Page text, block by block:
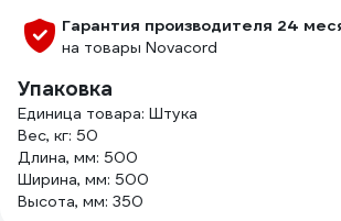
Гарантия производителя 24
на товары Novacord
Упаковка
Единица товара: Штука
Вес, кг: 50
Длина, мм: 500
Ширина, мм: 500
Высота, мм: 350